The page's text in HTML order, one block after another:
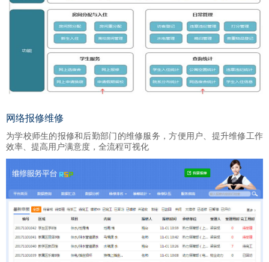
网络报修维修
为学校师生的报修和后勤部门的维修服务，方便用户、提升维修工作
效率、提高用户满意度，全流程可视化